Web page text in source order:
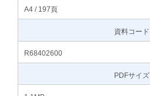
A4 / 197頁
資料コード
R68402600
PDFサイズ